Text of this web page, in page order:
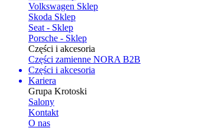
Volkswagen Sklep
Skoda Sklep
Seat - Sklep
Porsche - Sklep
Części i akcesoria
Części zamienne NORA B2B
Części i akcesoria
Kariera
Grupa Krotoski
Salony
Kontakt
O nas